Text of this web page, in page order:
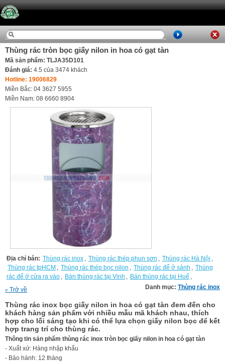
Thùng rác tròn bọc giấy nilon in hoa có gạt tàn
Mã sản phẩm: TLJA35D101
Đánh giá: 4.5 của 3474 khách
Hotline: 19006829
Miền Bắc: 04 3627 5955
Miền Nam: 08 6660 8904
Địa chỉ bán: Thùng rác inox , Thùng rác thép phun sơn , Thùng rác Hà Nội ,
Thùng rác tpHCM , Thùng rác thép bọc nilon , Thùng rác để ở sảnh , Thùng
rác để ở cửa ra vào , Bán thùng rác tại Vinh , Bán thùng rác tại Huế ,
« Trở về Danh mục: Thùng rác inox
Thùng rác inox bọc giấy nilon in hoa có gạt tàn đem đến cho
khách hàng sản phẩm với nhiều mẫu mã khách nhau, thích
hợp cho lối sáng tạo khi có thể lựa chọn giấy nilon bọc để kết
hợp trang trí cho thùng rác.
Thông tin sản phẩm thùng rác inox tròn bọc giấy nilon in hoa có gạt tàn
- Xuất xứ: Hàng nhập khẩu
- Bảo hành: 12 tháng